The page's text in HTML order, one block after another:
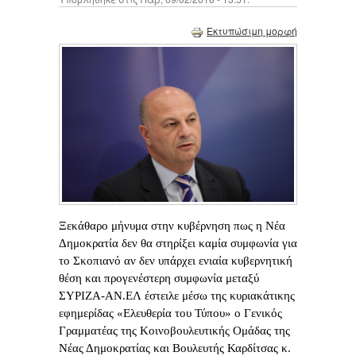
Εκτυπώσιμη μορφή
Ξεκάθαρο μήνυμα στην κυβέρνηση πως η Νέα
Δημοκρατία δεν θα στηρίξει καμία συμφωνία για
το Σκοπιανό αν δεν υπάρχει ενιαία κυβερνητική
θέση και προγενέστερη συμφωνία μεταξύ
ΣΥΡΙΖΑ-ΑΝ.ΕΛ έστειλε μέσω της κυριακάτικης
εφημερίδας «Ελευθερία του Τύπου» ο Γενικός
Γραμματέας της Κοινοβουλευτικής Ομάδας της
Νέας Δημοκρατίας και Βουλευτής Καρδίτσας κ.